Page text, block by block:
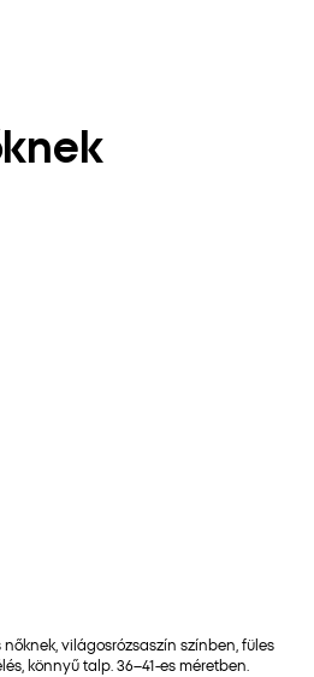
világosrózsaszín színben, füles
könnyű talp. 36–41-es méretben.